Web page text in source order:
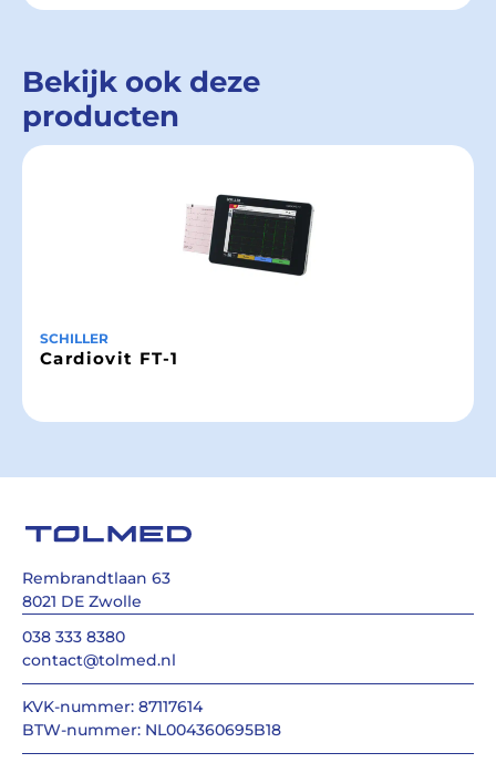
Bekijk ook deze
producten
SCHILLER
Cardiovit FT-1
Rembrandtlaan 63
8021 DE Zwolle
038 333 8380
contact@tolmed.nl
KVK-nummer: 87117614
BTW-nummer: NL004360695B18